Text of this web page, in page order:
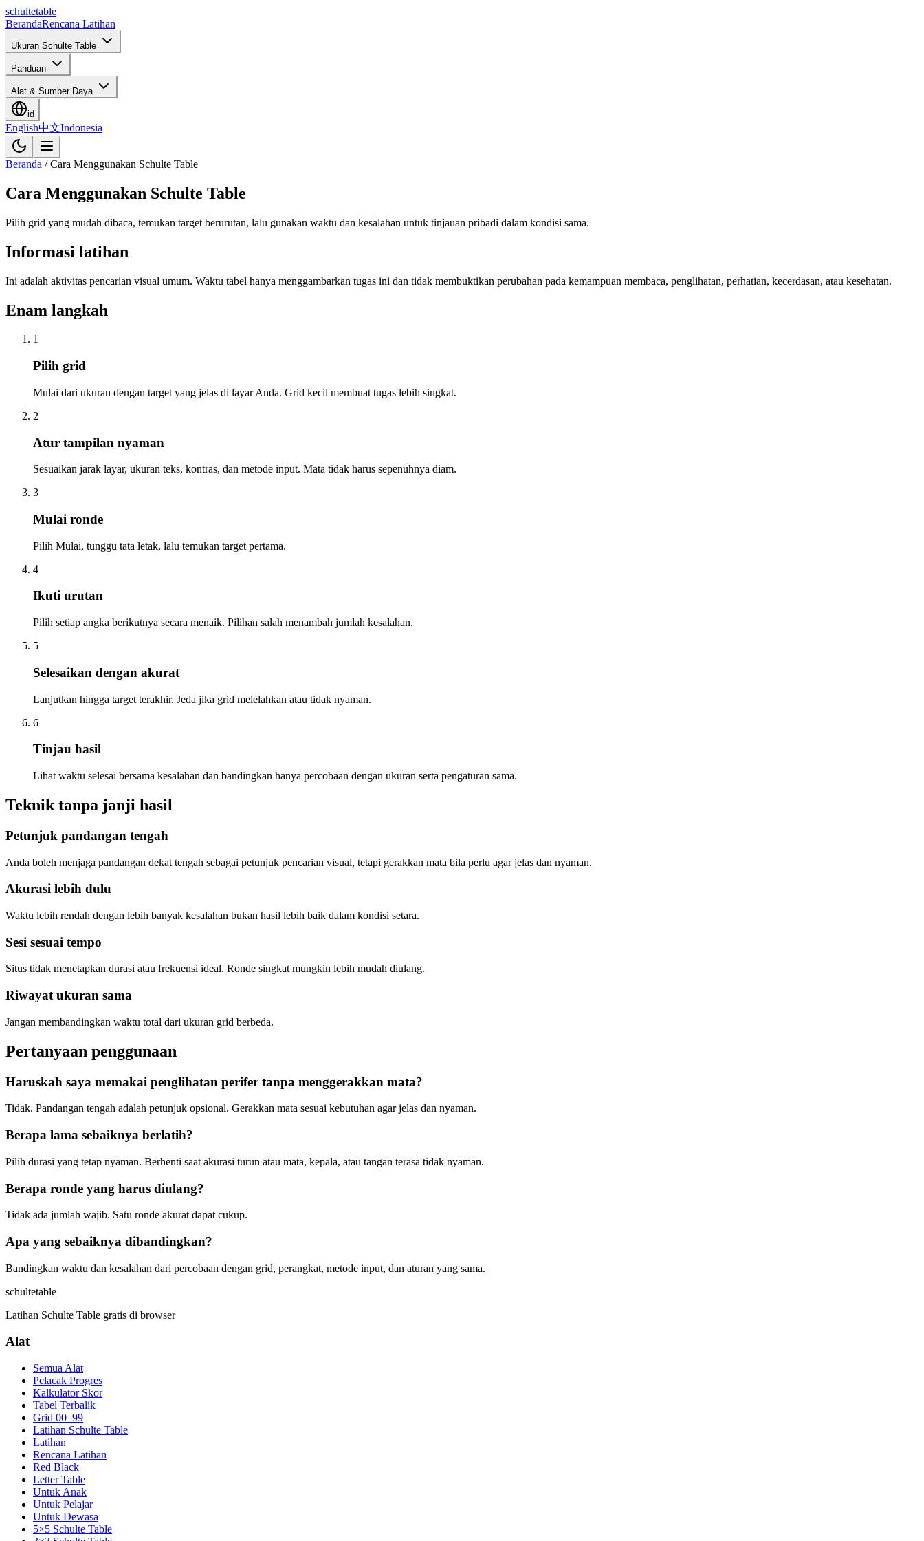
schultetable
BerandaRencana Latihan
Ukuran Schulte Table
Panduan
Alat & Sumber Daya
id
English中文Indonesia
Beranda /Cara Menggunakan Schulte Table
Cara Menggunakan Schulte Table
Pilih grid yang mudah dibaca, temukan target berurutan, lalu gunakan waktu dan kesalahan untuk tinjauan pribadi dalam kondisi sama.
Informasi latihan
Ini adalah aktivitas pencarian visual umum. Waktu tabel hanya menggambarkan tugas ini dan tidak membuktikan perubahan pada kemampuan membaca, penglihatan, perhatian, kecerdasan, atau kesehatan.
Enam langkah
1
Pilih grid
Mulai dari ukuran dengan target yang jelas di layar Anda. Grid kecil membuat tugas lebih singkat.
2
Atur tampilan nyaman
Sesuaikan jarak layar, ukuran teks, kontras, dan metode input. Mata tidak harus sepenuhnya diam.
3
Mulai ronde
Pilih Mulai, tunggu tata letak, lalu temukan target pertama.
4
Ikuti urutan
Pilih setiap angka berikutnya secara menaik. Pilihan salah menambah jumlah kesalahan.
5
Selesaikan dengan akurat
Lanjutkan hingga target terakhir. Jeda jika grid melelahkan atau tidak nyaman.
6
Tinjau hasil
Lihat waktu selesai bersama kesalahan dan bandingkan hanya percobaan dengan ukuran serta pengaturan sama.
Teknik tanpa janji hasil
Petunjuk pandangan tengah
Anda boleh menjaga pandangan dekat tengah sebagai petunjuk pencarian visual, tetapi gerakkan mata bila perlu agar jelas dan nyaman.
Akurasi lebih dulu
Waktu lebih rendah dengan lebih banyak kesalahan bukan hasil lebih baik dalam kondisi setara.
Sesi sesuai tempo
Situs tidak menetapkan durasi atau frekuensi ideal. Ronde singkat mungkin lebih mudah diulang.
Riwayat ukuran sama
Jangan membandingkan waktu total dari ukuran grid berbeda.
Pertanyaan penggunaan
Haruskah saya memakai penglihatan perifer tanpa menggerakkan mata?
Tidak. Pandangan tengah adalah petunjuk opsional. Gerakkan mata sesuai kebutuhan agar jelas dan nyaman.
Berapa lama sebaiknya berlatih?
Pilih durasi yang tetap nyaman. Berhenti saat akurasi turun atau mata, kepala, atau tangan terasa tidak nyaman.
Berapa ronde yang harus diulang?
Tidak ada jumlah wajib. Satu ronde akurat dapat cukup.
Apa yang sebaiknya dibandingkan?
Bandingkan waktu dan kesalahan dari percobaan dengan grid, perangkat, metode input, dan aturan yang sama.
schultetable
Latihan Schulte Table gratis di browser
Alat
Semua Alat
Pelacak Progres
Kalkulator Skor
Tabel Terbalik
Grid 00–99
Latihan Schulte Table
Latihan
Rencana Latihan
Red Black
Letter Table
Untuk Anak
Untuk Pelajar
Untuk Dewasa
5×5 Schulte Table